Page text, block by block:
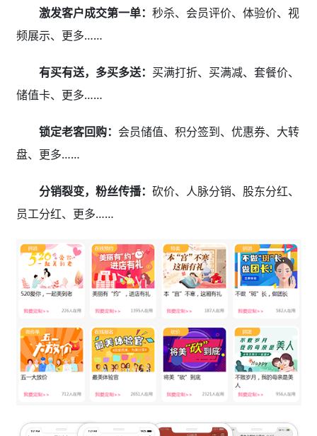
激发客户成交第一单： 秒杀、会员评价、体验价、视
频展示、更多……
有买有送，多买多送： 买满打折、买满减、套餐价、
储值卡、更多……
锁定老客回购： 会员储值、积分签到、优惠券、大转
盘、更多……
分销裂变，粉丝传播： 砍价、人脉分销、股东分红、
员工分红、更多……